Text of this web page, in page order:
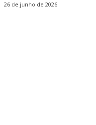
26 de junho de 2026